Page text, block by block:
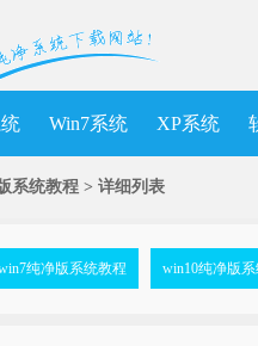
Win7系统 XP系统
系统教程 > 详细列表
纯净版系统教程 win10纯净版